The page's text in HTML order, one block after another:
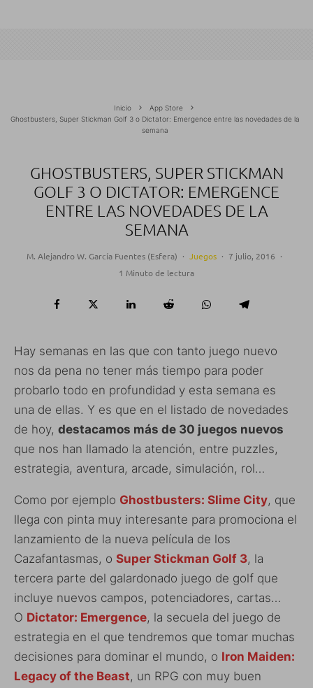
Inicio
App Store
Ghostbusters, Super Stickman Golf 3 o Dictator: Emergence entre las novedades de la
semana
GHOSTBUSTERS, SUPER STICKMAN
GOLF 3 O DICTATOR: EMERGENCE
ENTRE LAS NOVEDADES DE LA
SEMANA
M. Alejandro W. García Fuentes (Esfera) · Juegos · 7 julio, 2016 ·
1 Minuto de lectura
Hay semanas en las que con tanto juego nuevo
nos da pena no tener más tiempo para poder
probarlo todo en profundidad y esta semana es
una de ellas. Y es que en el listado de novedades
de hoy, destacamos más de 30 juegos nuevos
que nos han llamado la atención, entre puzzles,
estrategia, aventura, arcade, simulación, rol…
Como por ejemplo Ghostbusters: Slime City, que
llega con pinta muy interesante para promociona el
lanzamiento de la nueva película de los
Cazafantasmas, o Super Stickman Golf 3, la
tercera parte del galardonado juego de golf que
incluye nuevos campos, potenciadores, cartas…
O Dictator: Emergence, la secuela del juego de
estrategia en el que tendremos que tomar muchas
decisiones para dominar el mundo, o Iron Maiden:
Legacy of the Beast, un RPG con muy buen